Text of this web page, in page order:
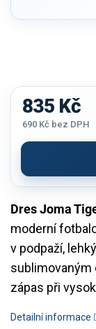
Dres Joma
moderní
v podpaží,
sublimovaným
zápas při
Detailní informace
835 Kč
690 Kč bez DPH
cena: